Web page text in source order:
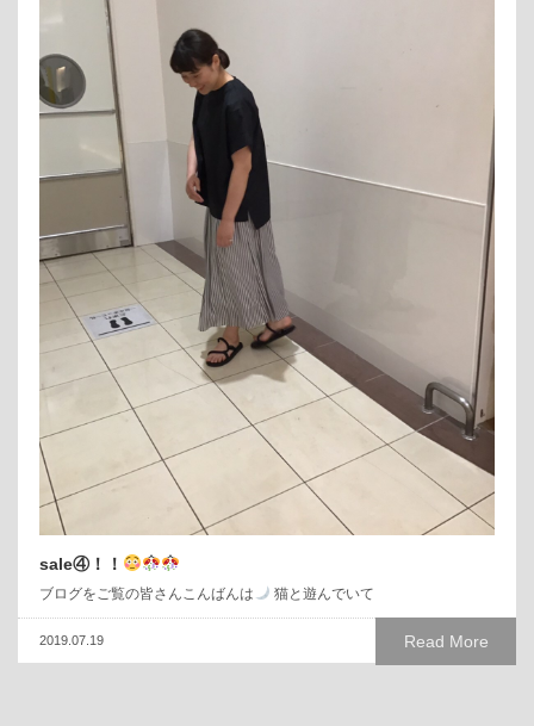
sale④！！
ブログをご覧の皆さんこんばんは 猫と遊んでいて
Read More
2019.07.19